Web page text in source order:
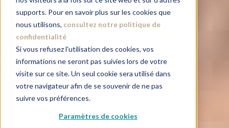
supports. Pour en savoir plus sur les cookies que
nous utilisons, consultez notre politique de
confidentialité
Si vous refusez l'utilisation des cookies, vos
informations ne seront pas suivies lors de votre
visite sur ce site. Un seul cookie sera utilisé dans
votre navigateur afin de se souvenir de ne pas
suivre vos préférences.
Paramètres de cookies